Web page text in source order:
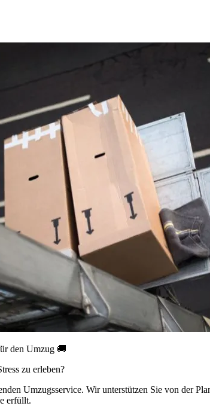
den Umzug 🚚
zu erleben?
Umzugsservice. Wir unterstützen Sie von der
erfüllt.